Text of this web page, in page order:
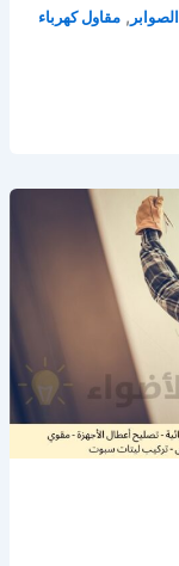
, مقاول كهرباء